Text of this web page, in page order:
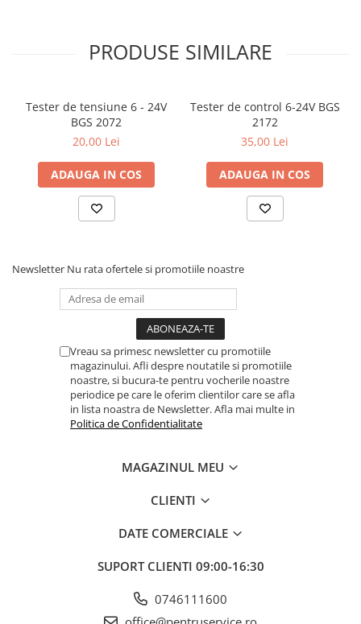
PRODUSE SIMILARE
Tester de tensiune 6 - 24V
BGS 2072
20,00 Lei
ADAUGA IN COS
Tester de control 6-24V BGS
2172
35,00 Lei
ADAUGA IN COS
Newsletter Nu rata ofertele si promotiile noastre
Vreau sa primesc newsletter cu promotiile
magazinului. Afli despre noutatile si promotiile
noastre, si bucura-te pentru vocherile noastre
periodice pe care le oferim clientilor care se afla
in lista noastra de Newsletter. Afla mai multe in
Politica de Confidentialitate
MAGAZINUL MEU
CLIENTI
DATE COMERCIALE
SUPORT CLIENTI 09:00-16:30
0746111600